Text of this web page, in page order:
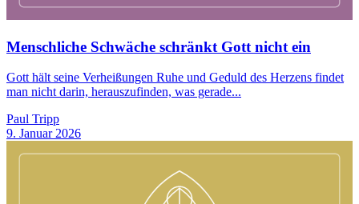
Menschliche Schwäche schränkt Gott nicht ein
Gott hält seine Verheißungen Ruhe und Geduld des Herzens findet
man nicht darin, herauszufinden, was gerade...
Paul Tripp
9. Januar 2026